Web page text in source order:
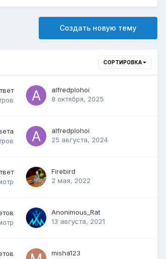
Создать новую тему
СОРТИРОВКА
alfredplohoi
8 октября, 2025
alfredplohoi
25 августа, 2024
Firebird
2 мая, 2022
Anonimous_Rat
13 августа, 2021
misha123